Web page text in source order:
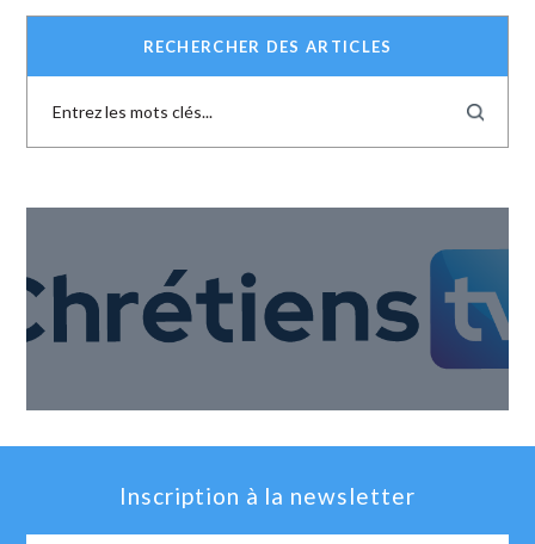
RECHERCHER DES ARTICLES
Inscription à la newsletter